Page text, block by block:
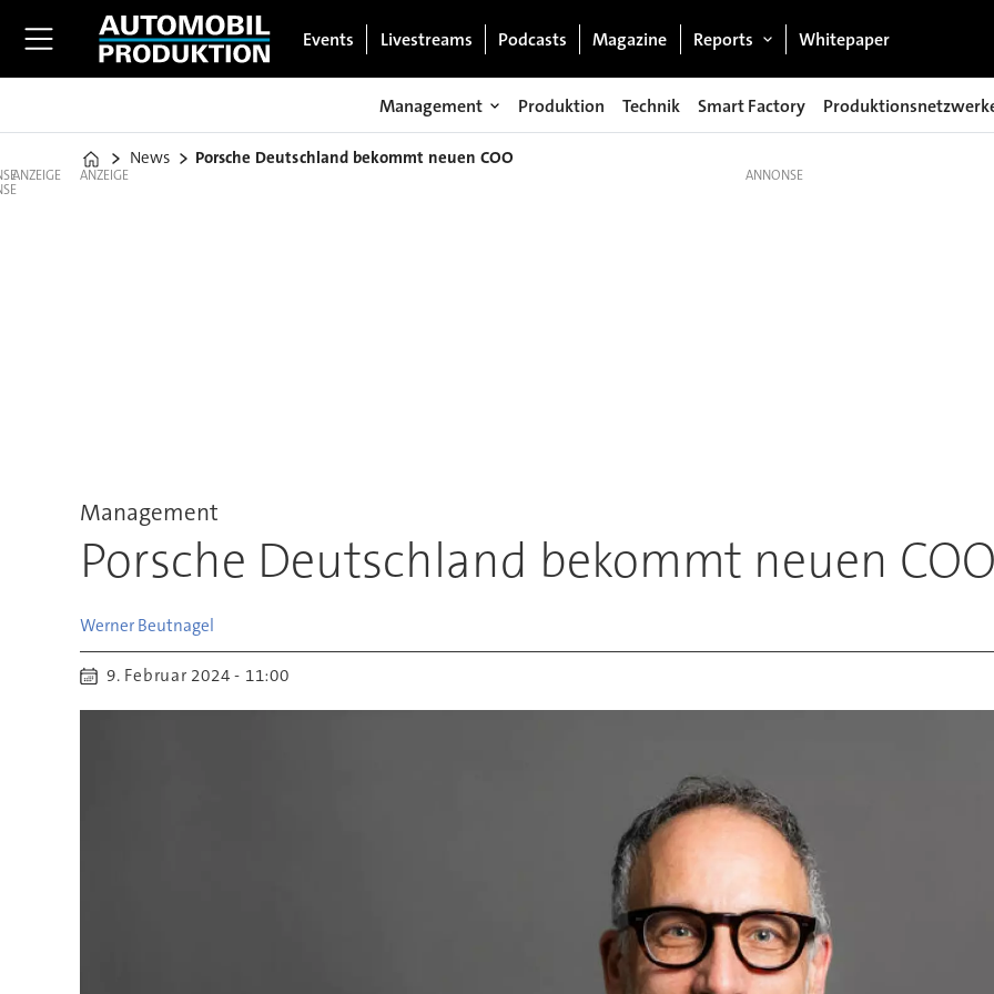
Events Livestreams Podcasts Magazine Reports Whitepaper
Management Produktion Technik Smart Factory
Home
News Porsche Deutschland bekommt neuen COO
ANZEIGE ANZEIGE
Management
Porsche Deutschland bekommt neuen
Werner Beutnagel
9. Februar 2024 - 11:00